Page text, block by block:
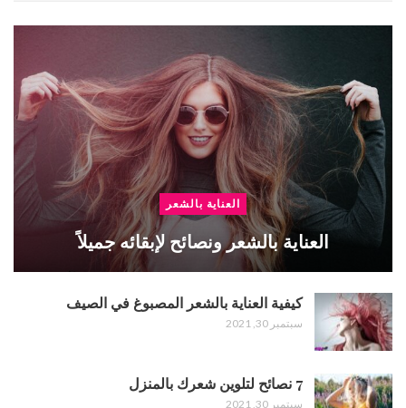
العناية بالشعر
العناية بالشعر ونصائح لإبقائه جميلاً
كيفية العناية بالشعر المصبوغ في الصيف
سبتمبر 30, 2021
7 نصائح لتلوين شعرك بالمنزل
سبتمبر 30, 2021